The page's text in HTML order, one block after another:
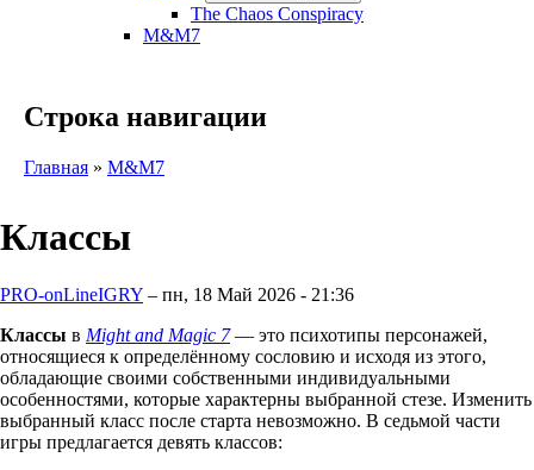
The Chaos Conspiracy
M&M7
Строка навигации
Главная M&M7
Классы
PRO-onLineIGRY – пн, 18 Май 2026 - 21:36
Классы в Might and Magic 7— это психотипы персонажей,
относящиеся к определённому сословию и исходя из этого,
обладающие своими собственными индивидуальными
особенностями, которые характерны выбранной стезе. Изменить
выбранный класс после старта невозможно. В седьмой части
игры предлагается девять классов: